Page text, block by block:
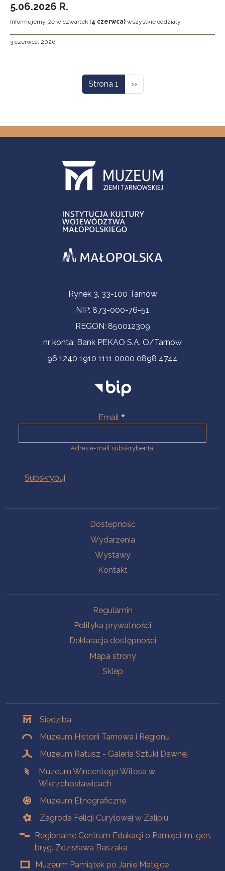
5.06.2026 R.
Informujemy, że w czwartek (4 czerwca) wszystkie oddziały
3 czerwca, 2026
Strona 1 Następna strona
››
Informacje kontaktoweRynek 3, 33-100 Tarnów
NIP: 873-000-76-51
REGON: 850012309
nr konta: Bank PEKAO S.A. O/Tarnów
96 1240 1910 1111 0000 0898 4744
Email
Adres e-mail subskrybenta.
Dostępność
Wydarzenia
Wystawy
Kontakt
Regulamin
Polityka prywatności
Deklaracja dostępności
Mapa strony
Sklep
Siedziba
Muzeum Historii Tarnowa i Regionu
Muzeum Ratusz - Galeria Sztuki Dawnej
Muzeum Wincentego Witosa w
Wierzchosławicach
Muzeum Etnograficzne
Zagroda Felicji Curyłowej w Zalipiu
Regionalne Centrum Edukacji o Pamięci im. gen.
bryg. Zdzisława Baszaka
Muzeum Pamiątek po Janie Matejce